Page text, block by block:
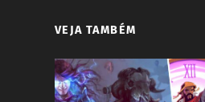
VEJA TAMBÉM